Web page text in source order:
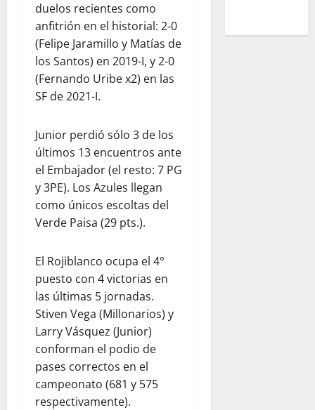
duelos recientes como
anfitrión en el historial: 2-0
(Felipe Jaramillo y Matías de
los Santos) en 2019-I, y 2-0
(Fernando Uribe x2) en las
SF de 2021-I.
Junior perdió sólo 3 de los
últimos 13 encuentros ante
el Embajador (el resto: 7 PG
y 3PE). Los Azules llegan
como únicos escoltas del
Verde Paisa (29 pts.).
El Rojiblanco ocupa el 4°
puesto con 4 victorias en
las últimas 5 jornadas.
Stiven Vega (Millonarios) y
Larry Vásquez (Junior)
conforman el podio de
pases correctos en el
campeonato (681 y 575
respectivamente).